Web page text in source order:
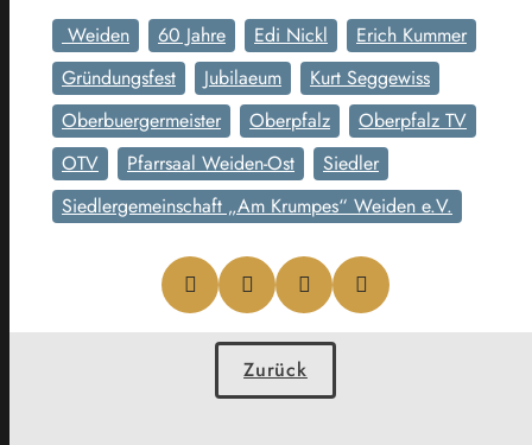
Weiden 60 Jahre Edi Nickl
Erich Kummer
Gründungsfest
Jubilaeum
Kurt Seggewiss
Oberbuergermeister
Oberpfalz
Oberpfalz TV
OTV
Pfarrsaal Weiden-Ost
Siedler
Siedlergemeinschaft „Am Krumpes“ Weiden e.V.
Zurück